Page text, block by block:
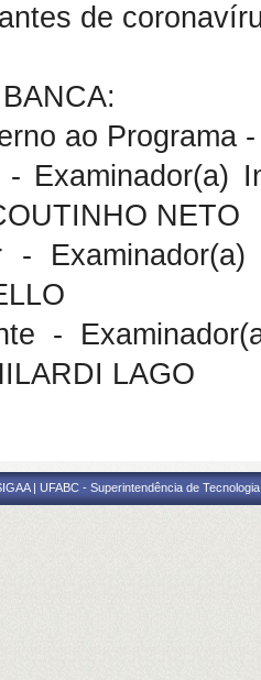
de
ao Programa
- Examinador(a)
NETO
-
-
LAGO
| UFABC - Superintendência de